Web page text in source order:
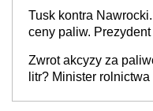
Tusk kontra
ceny paliw.
kierowców”
Zwrot akcyzy za
litr? Minister